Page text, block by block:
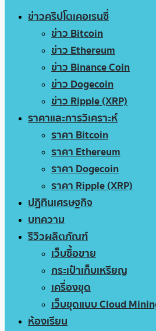
ข่าวคริปโตเคอเรนซี่
ข่าว Bitcoin
ข่าว Ethereum
ข่าว Binance Coin
ข่าว Dogecoin
ข่าว Ripple (XRP)
ราคาและการวิเคราะห์
ราคา Bitcoin
ราคา Ethereum
ราคา Dogecoin
ราคา Ripple (XRP)
ปฏิทินเศรษฐกิจ
บทความ
รีวิวผลิตภัณฑ์
เว็บซื้อขาย
กระเป๋าเก็บเหรียญ
เครื่องขุด
เว็บขุดแบบ Cloud
ห้องเรียน